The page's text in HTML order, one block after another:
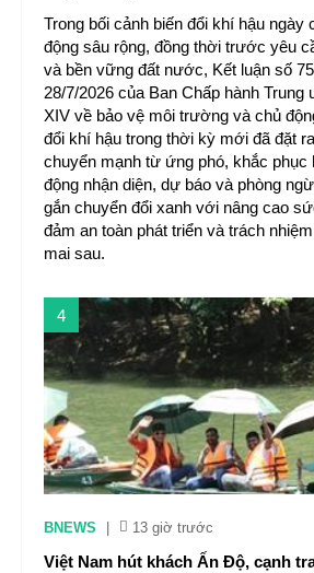
Trong bối cảnh biến đổi khí hậu ngày
động sâu rộng, đồng thời trước yêu
và bền vững đất nước, Kết luận số
28/7/2026 của Ban Chấp hành
XIV về bảo vệ môi trường và chủ
đổi khí hậu trong thời kỳ mới đã đặt
chuyển mạnh từ ứng phó, khắc phục
động nhận diện, dự báo và phòng
gắn chuyển đổi xanh với nâng cao
đảm an toàn phát triển và trách
mai sau.
4
BNEWS 13 giờ trước
Việt Nam hút khách Ấn Độ, cạnh